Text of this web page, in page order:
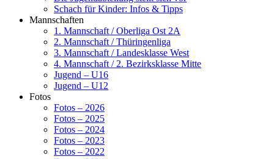
Schach für Kinder: Infos & Tipps
Mannschaften
1. Mannschaft / Oberliga Ost 2A
2. Mannschaft / Thüringenliga
3. Mannschaft / Landesklasse West
4. Mannschaft / 2. Bezirksklasse Mitte
Jugend – U16
Jugend – U12
Fotos
Fotos – 2026
Fotos – 2025
Fotos – 2024
Fotos – 2023
Fotos – 2022